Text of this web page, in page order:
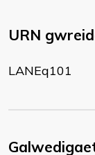
URN
LANEq101